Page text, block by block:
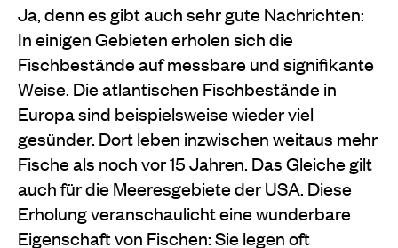
Ja, denn es gibt auch sehr gute Nachrichten:
In einigen Gebieten erholen sich die
Fischbestände auf messbare und signifikante
Weise. Die atlantischen Fischbestände in
Europa sind beispielsweise wieder viel
gesünder. Dort leben inzwischen weitaus mehr
Fische als noch vor 15 Jahren. Das Gleiche gilt
auch für die Meeresgebiete der USA. Diese
Erholung veranschaulicht eine wunderbare
Eigenschaft von Fischen: Sie legen oft